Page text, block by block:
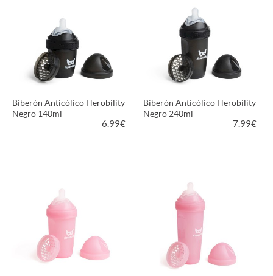
Biberón Anticólico Herobility
Negro 140ml
6.99€
Biberón Anticólico Herobility
Negro 240ml
7.99€